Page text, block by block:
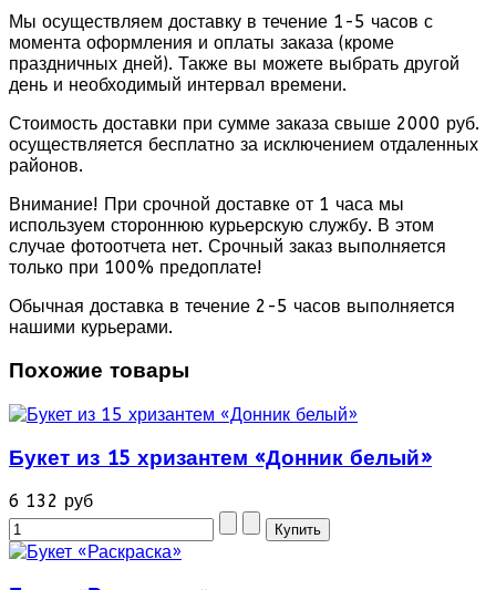
Мы осуществляем доставку в течение 1-5 часов с
момента оформления и оплаты заказа (кроме
праздничных дней). Также вы можете выбрать другой
день и необходимый интервал времени.
Стоимость доставки при сумме заказа свыше 2000 руб.
осуществляется бесплатно за исключением отдаленных
районов.
Внимание! При срочной доставке от 1 часа мы
используем стороннюю курьерскую службу. В этом
случае фотоотчета нет. Срочный заказ выполняется
только при 100% предоплате!
Обычная доставка в течение 2-5 часов выполняется
нашими курьерами.
Похожие товары
Букет из 15 хризантем «Донник белый»
6 132 руб